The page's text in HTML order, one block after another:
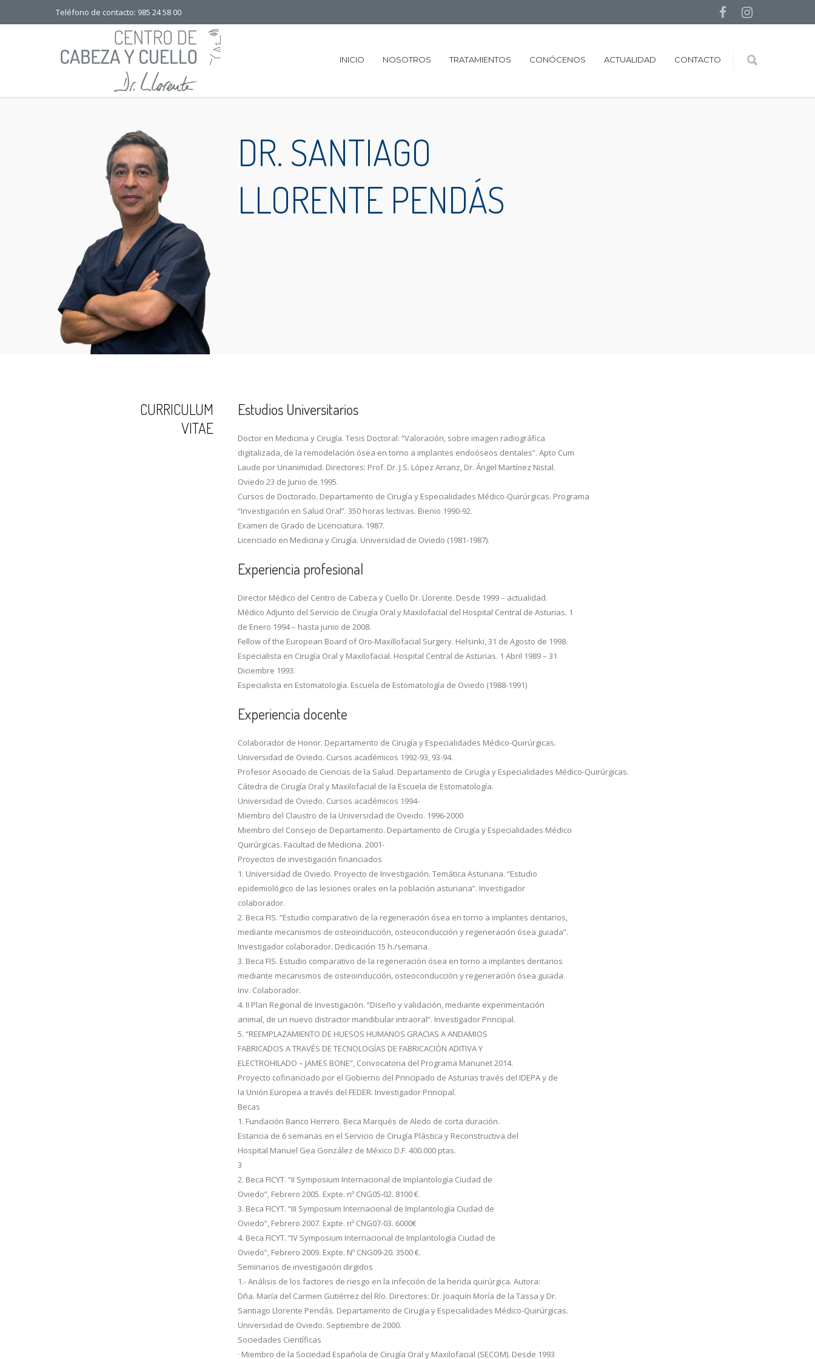
Teléfono de contacto: 985 24 58 00
INICIO NOSOTROS TRATAMIENTOS CONÓCENOS ACTUALIDAD CONTACTO
DR. SANTIAGO
LLORENTE PENDÁS
CURRICULUM
VITAE
Estudios Universitarios
Doctor en Medicina y Cirugía. Tesis Doctoral: “Valoración, sobre imagen radiográfica
digitalizada, de la remodelación ósea en torno a implantes endoóseos dentales”. Apto Cum
Laude por Unanimidad. Directores: Prof. Dr. J.S. López Arranz, Dr. Ángel Martínez Nistal.
Oviedo 23 de Junio de 1995.
Cursos de Doctorado. Departamento de Cirugía y Especialidades Médico-Quirúrgicas. Programa
“Investigación en Salud Oral”. 350 horas lectivas. Bienio 1990-92.
Examen de Grado de Licenciatura. 1987.
Licenciado en Medicina y Cirugía. Universidad de Oviedo (1981-1987).
Experiencia profesional
Director Médico del Centro de Cabeza y Cuello Dr. Llorente. Desde 1999 – actualidad.
Médico Adjunto del Servicio de Cirugía Oral y Maxilofacial del Hospital Central de Asturias. 1
de Enero 1994 – hasta junio de 2008.
Fellow of the European Board of Oro-Maxillofacial Surgery. Helsinki, 31 de Agosto de 1998.
Especialista en Cirugía Oral y Maxilofacial. Hospital Central de Asturias. 1 Abril 1989 – 31
Diciembre 1993.
Especialista en Estomatología. Escuela de Estomatología de Oviedo (1988-1991)
Experiencia docente
Colaborador de Honor. Departamento de Cirugía y Especialidades Médico-Quirúrgicas.
Universidad de Oviedo. Cursos académicos 1992-93, 93-94.
Profesor Asociado de Ciencias de la Salud. Departamento de Cirugía y Especialidades Médico-Quirúrgicas.
Cátedra de Cirugía Oral y Maxilofacial de la Escuela de Estomatología.
Universidad de Oviedo. Cursos académicos 1994-
Miembro del Claustro de la Universidad de Oveido. 1996-2000
Miembro del Consejo de Departamento. Departamento de Cirugía y Especialidades Médico
Quirúrgicas. Facultad de Medicina. 2001-
Proyectos de investigación financiados
1. Universidad de Oviedo. Proyecto de Investigación. Temática Asturiana. “Estudio
epidemiológico de las lesiones orales en la población asturiana”. Investigador
colaborador.
2. Beca FIS. “Estudio comparativo de la regeneración ósea en torno a implantes dentarios,
mediante mecanismos de osteoinducción, osteoconducción y regeneración ósea guiada”.
Investigador colaborador. Dedicación 15 h./semana.
3. Beca FIS. Estudio comparativo de la regeneración ósea en torno a implantes dentarios
mediante mecanismos de osteoinducción, osteoconducción y regeneración ósea guiada.
Inv. Colaborador.
4. II Plan Regional de Investigación. “Diseño y validación, mediante experimentación
animal, de un nuevo distractor mandibular intraoral”. Investigador Principal.
5. “REEMPLAZAMIENTO DE HUESOS HUMANOS GRACIAS A ANDAMIOS
FABRICADOS A TRAVÉS DE TECNOLOGÍAS DE FABRICACIÓN ADITIVA Y
ELECTROHILADO – JAMES BONE”, Convocatoria del Programa Manunet 2014.
Proyecto cofinanciado por el Gobierno del Principado de Asturias través del IDEPA y de
la Unión Europea a través del FEDER. Investigador Principal.
Becas
1. Fundación Banco Herrero. Beca Marqués de Aledo de corta duración.
Estancia de 6 semanas en el Servicio de Cirugía Plástica y Reconstructiva del
Hospital Manuel Gea González de México D.F. 400.000 ptas.
3
2. Beca FICYT. “II Symposium Internacional de Implantología Ciudad de
Oviedo”, Febrero 2005. Expte. nº CNG05-02. 8100 €.
3. Beca FICYT. “III Symposium Internacional de Implantología Ciudad de
Oviedo”, Febrero 2007. Expte. nº CNG07-03. 6000€
4. Beca FICYT. “IV Symposium Internacional de Implantología Ciudad de
Oviedo”, Febrero 2009. Expte. Nº CNG09-20. 3500 €.
Seminarios de investigación dirgidos
1.- Análisis de los factores de riesgo en la infección de la herida quirúrgica. Autora:
Dña. María del Carmen Gutiérrez del Río. Directores: Dr. Joaquín Moría de la Tassa y Dr.
Santiago Llorente Pendás. Departamento de Cirugía y Especialidades Médico-Quirúrgicas.
Universidad de Oviedo. Septiembre de 2000.
Sociedades Científicas
· Miembro de la Sociedad Española de Cirugía Oral y Maxilofacial (SECOM). Desde 1993